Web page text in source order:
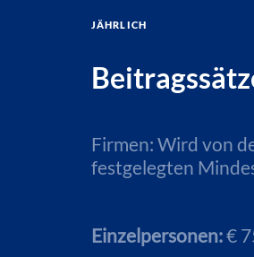
jährlich
Firmen: Wird von
festgelegten
Einzelpersonen:€